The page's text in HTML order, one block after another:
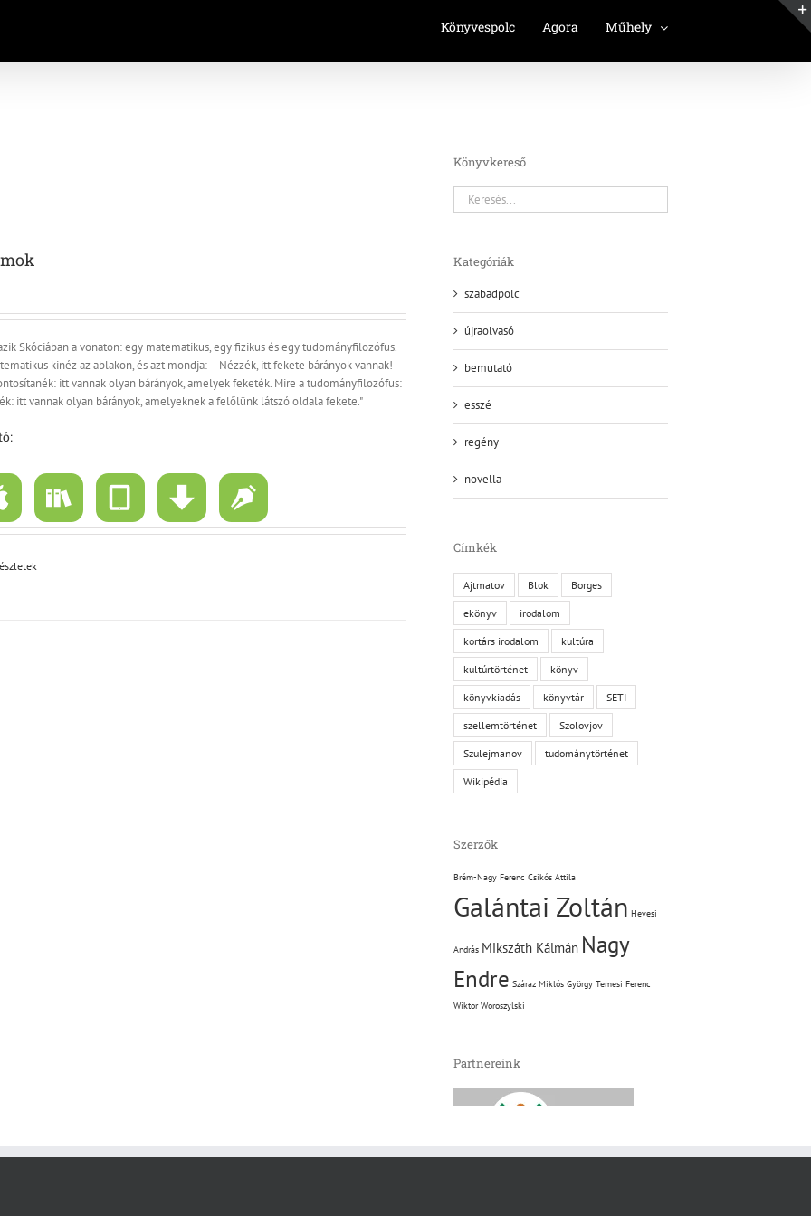
Könyvespolc Agora Műhely
Skóciában a vonaton: egy matematikus, egy fizikus és egy tudományfilozófus.
kinéz az ablakon, és azt mondja: – Nézzék, itt fekete bárányok vannak!
itt vannak olyan bárányok, amelyek feketék. Mire a tudományfilozófus:
itt vannak olyan bárányok, amelyeknek a felőlünk látszó oldala fekete."
Könyvkereső
Kategóriák
szabadpolc
újraolvasó
bemutató
esszé
regény
novella
Címkék
Ajtmatov Blok Borges
ekönyv irodalom
kortárs irodalom kultúra
kultúrtörténet könyv
könyvkiadás könyvtár SETI
szellemtörténet Szolovjov
Szulejmanov tudománytörténet
Wikipédia
Szerzők
Brém-Nagy Ferenc Csikós Attila
Galántai Zoltán Hevesi
András Mikszáth Kálmán Nagy
Endre Száraz Miklós György Temesi Ferenc
Wiktor Woroszylski
Partnereink